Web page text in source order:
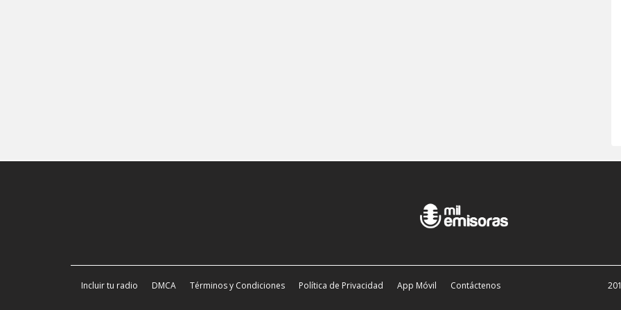
Incluir tu radio DMCA Términos y Condiciones Política de Privacidad App Móvil Contáctenos